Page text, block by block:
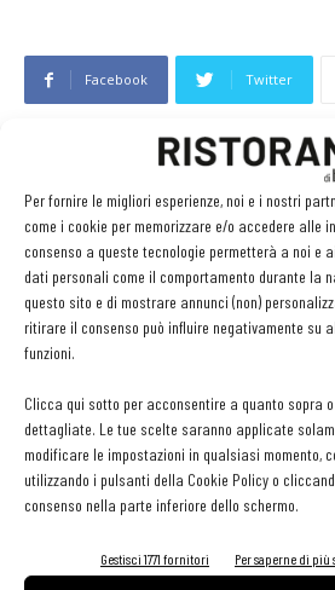
Per fornire le migliori esperienze, noi e i nostri
come i cookie per memorizzare e/o accedere alle
consenso a queste tecnologie permetterà a noi e
dati personali come il comportamento durante la
questo sito e di mostrare annunci (non)
ritirare il consenso può influire negativamente su
funzioni.
Clicca qui sotto per acconsentire a quanto sopra
dettagliate. Le tue scelte saranno applicate
modificare le impostazioni in qualsiasi momento,
utilizzando i pulsanti della Cookie Policy o
consenso nella parte inferiore dello schermo.
Gestisci 1771 fornitori Per saperne di più
Facebook Twitter
GLI ARTICOLI PIÙ LETTI
Sogemi rafforza i servizi per la
tessera gratuita per i professionisti
vacanze (o da scorprire se si è in
31 Luglio 2026
Pos, compagni di gestione. Le ultime
8 Luglio 2026